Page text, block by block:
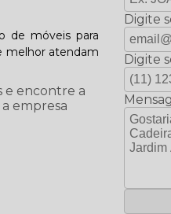
de móveis para
melhor atendam
e encontre a
empresa
Digite
Digite